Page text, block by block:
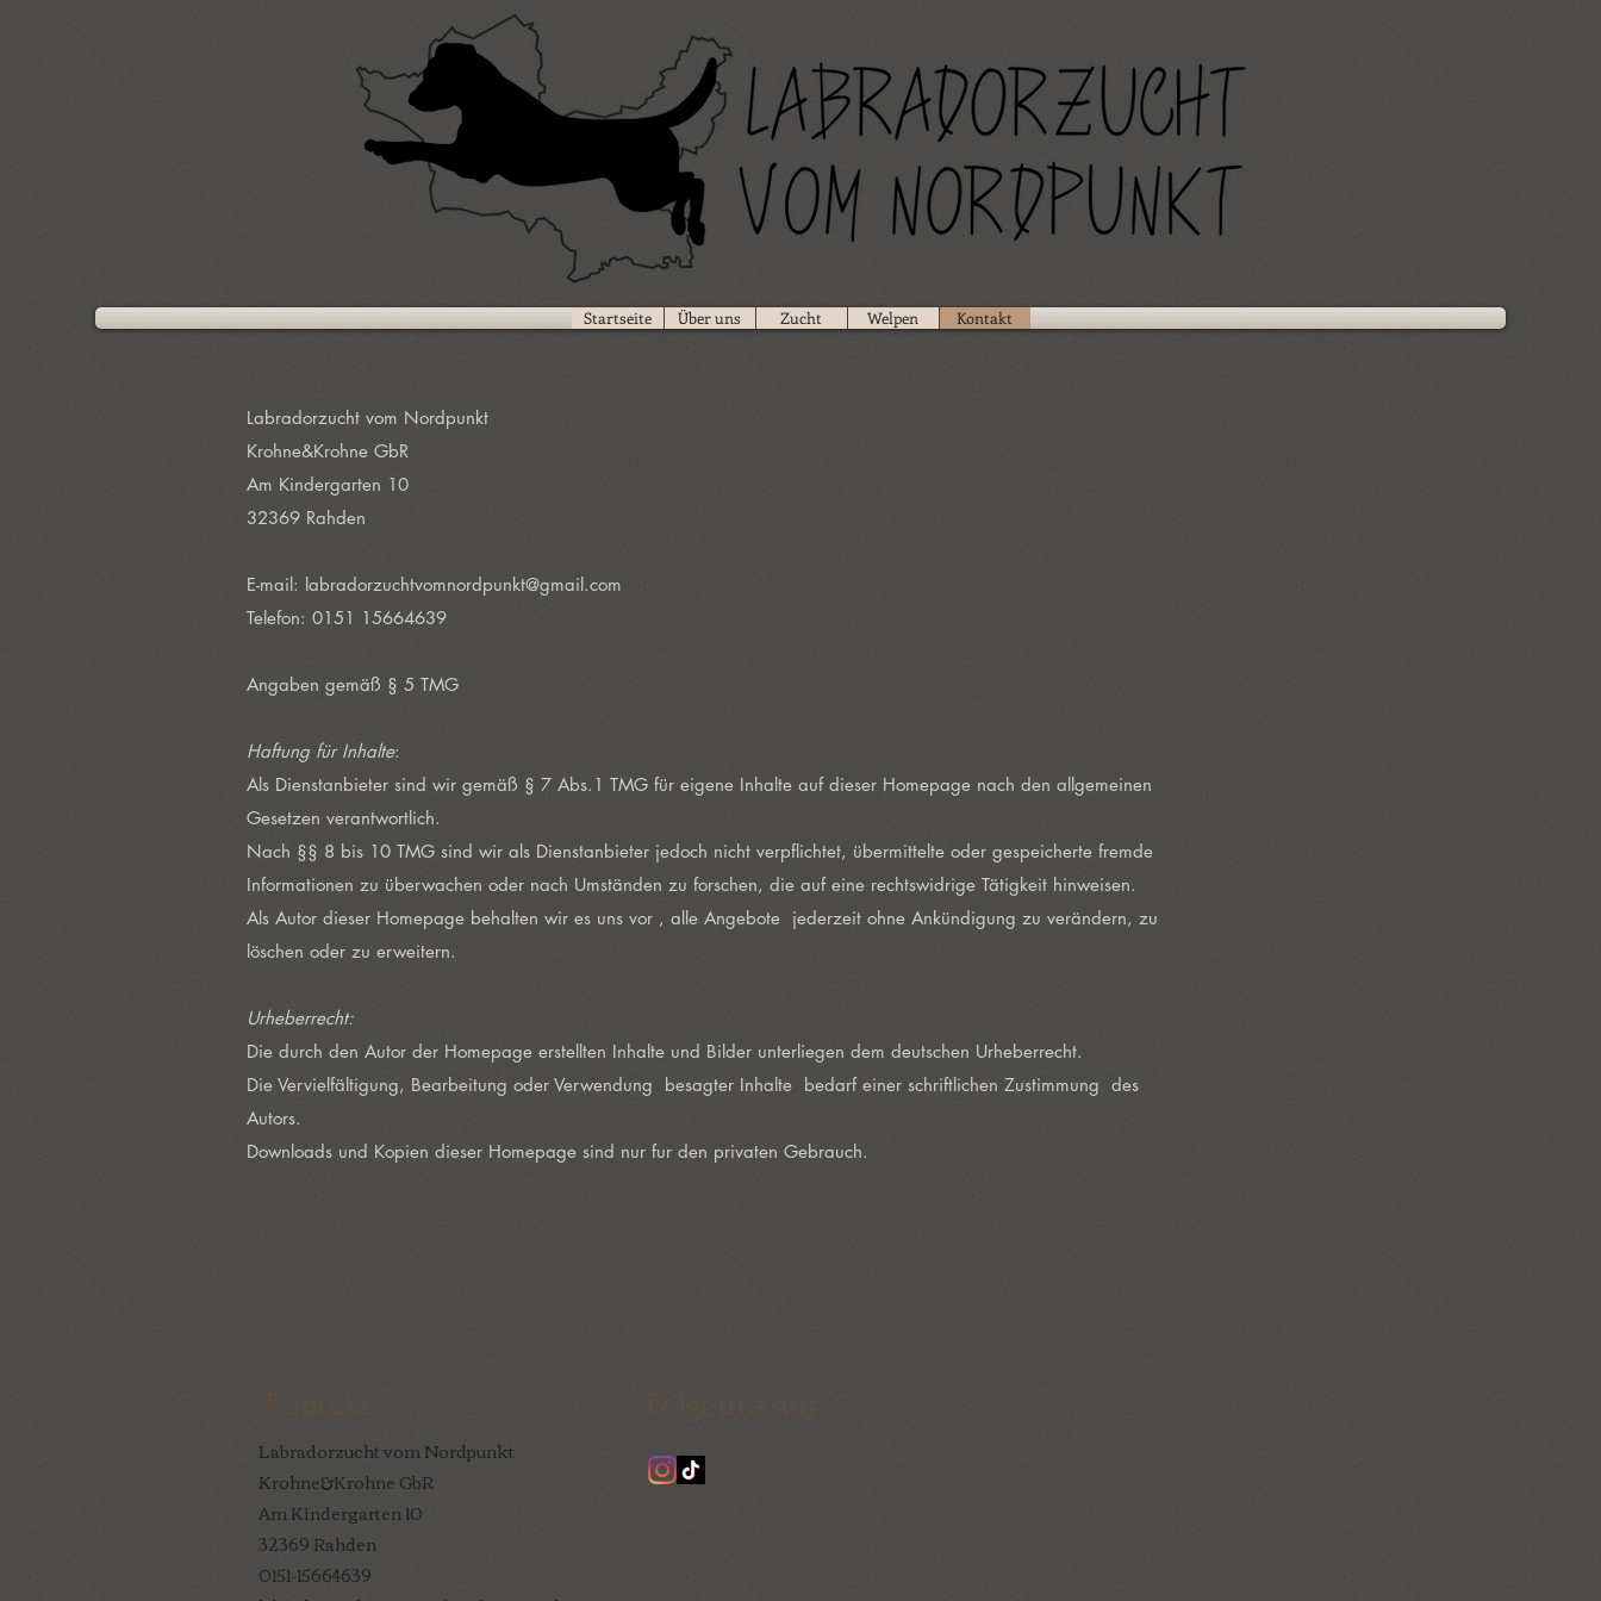
Startseite Über uns Zucht Welpen Kontakt
Labradorzucht vom Nordpunkt
Krohne&Krohne GbR
Am Kindergarten 10
32369 Rahden
E-mail: labradorzuchtvomnordpunkt@gmail.com
Telefon: 0151 15664639
Angaben gemäß § 5 TMG
Haftung für Inhalte:
Als Dienstanbieter sind wir gemäß § 7 Abs.1 TMG für eigene Inhalte auf dieser Homepage nach den allgemeinen
Gesetzen verantwortlich.
Nach §§ 8 bis 10 TMG sind wir als Dienstanbieter jedoch nicht verpflichtet, übermittelte oder gespeicherte fremde
Informationen zu überwachen oder nach Umständen zu forschen, die auf eine rechtswidrige Tätigkeit hinweisen.
Als Autor dieser Homepage behalten wir es uns vor , alle Angebote jederzeit ohne Ankündigung zu verändern, zu
löschen oder zu erweitern.
Urheberrecht:
Die durch den Autor der Homepage erstellten Inhalte und Bilder unterliegen dem deutschen Urheberrecht.
Die Vervielfältigung, Bearbeitung oder Verwendung besagter Inhalte bedarf einer schriftlichen Zustimmung des
Autors.
Downloads und Kopien dieser Homepage sind nur fur den privaten Gebrauch.
Labradorzucht vom Nordpunkt
Krohne&Krohne GbR
Am Kindergarten 10
32369 Rahden
0151-15664639
Kontakt Folgt uns auf